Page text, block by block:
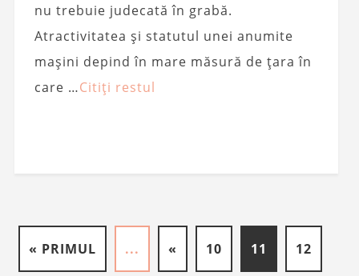
nu trebuie judecată în grabă.
Atractivitatea și statutul unei anumite
mașini depind în mare măsură de țara în
care …Citiți restul
« PRIMUL ... « 10 11 12